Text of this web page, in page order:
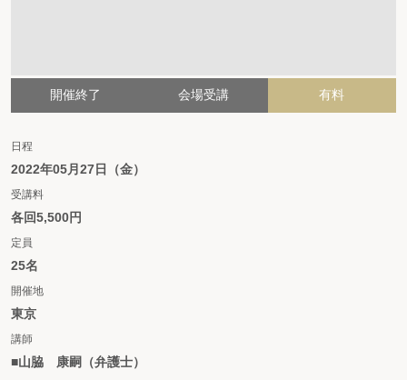
開催終了 会場受講 有料
日程
2022年05月27日（金）
受講料
各回5,500円
定員
25名
開催地
東京
講師
■山脇 康嗣（弁護士）